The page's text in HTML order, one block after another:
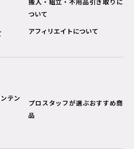
ついて
アフィリエイトについて
テン
プロスタッフが選ぶおすすめ商
品